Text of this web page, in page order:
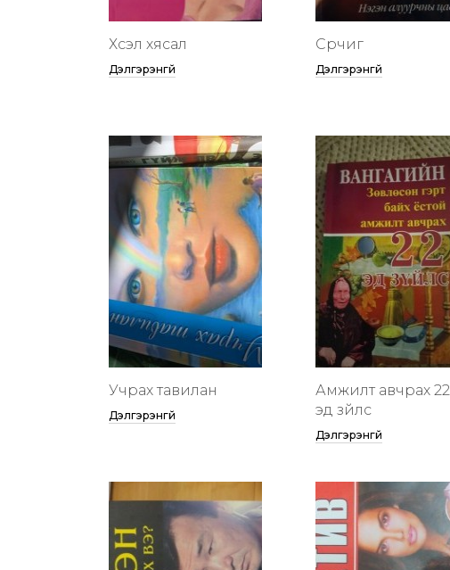
Хүсэл хясал
Дэлгэрэнгүй
Сүрчиг
Дэлгэрэнгүй
Учрах тавилан
Дэлгэрэнгүй
Амжилт авчрах 22
эд зүйлс
Дэлгэрэнгүй